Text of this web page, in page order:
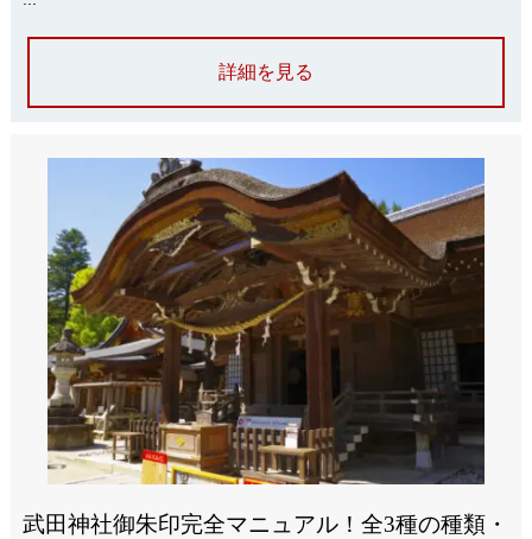
詳細を見る
武田神社御朱印完全マニュアル！全3種の種類・